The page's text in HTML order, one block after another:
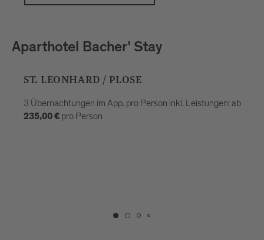
Aparthotel Bacher' Stay
ST. LEONHARD / PLOSE
3 Übernachtungen im App. pro Person inkl. Leistungen: ab
235,00 € pro Person